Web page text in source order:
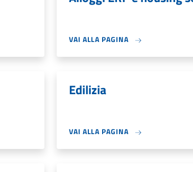
VAI ALLA PAGINA
Edilizia
VAI ALLA PAGINA